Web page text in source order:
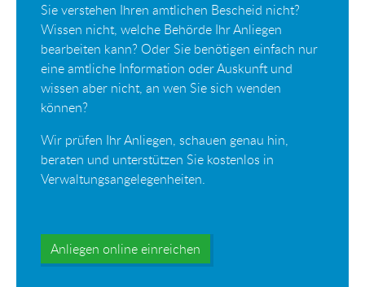
Sie verstehen Ihren amtlichen Bescheid nicht?
Wissen nicht, welche Behörde Ihr Anliegen
bearbeiten kann? Oder Sie benötigen einfach nur
eine amtliche Information oder Auskunft und
wissen aber nicht, an wen Sie sich wenden
können?
Wir prüfen Ihr Anliegen, schauen genau hin,
beraten und unterstützen Sie kostenlos in
Verwaltungsangelegenheiten.
Anliegen online einreichen